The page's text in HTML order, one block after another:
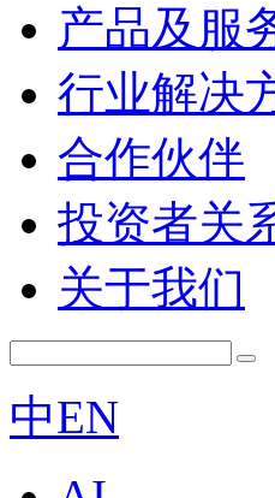
产品及服
行业解决
合作伙伴
投资者关
关于我们
中EN